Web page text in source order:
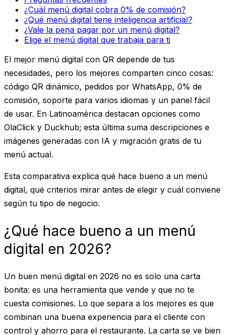
¿Cuál menú digital cobra 0% de comisión?
¿Qué menú digital tiene inteligencia artificial?
¿Vale la pena pagar por un menú digital?
Elige el menú digital que trabaja para ti
El mejor menú digital con QR depende de tus
necesidades, pero los mejores comparten cinco cosas:
código QR dinámico, pedidos por WhatsApp, 0% de
comisión, soporte para varios idiomas y un panel fácil
de usar. En Latinoamérica destacan opciones como
OlaClick y Duckhub; esta última suma descripciones e
imágenes generadas con IA y migración gratis de tu
menú actual.
Esta comparativa explica qué hace bueno a un menú
digital, qué criterios mirar antes de elegir y cuál conviene
según tu tipo de negocio.
¿Qué hace bueno a un menú
digital en 2026?
Un buen menú digital en 2026 no es solo una carta
bonita: es una herramienta que vende y que no te
cuesta comisiones. Lo que separa a los mejores es que
combinan una buena experiencia para el cliente con
control y ahorro para el restaurante. La carta se ve bien